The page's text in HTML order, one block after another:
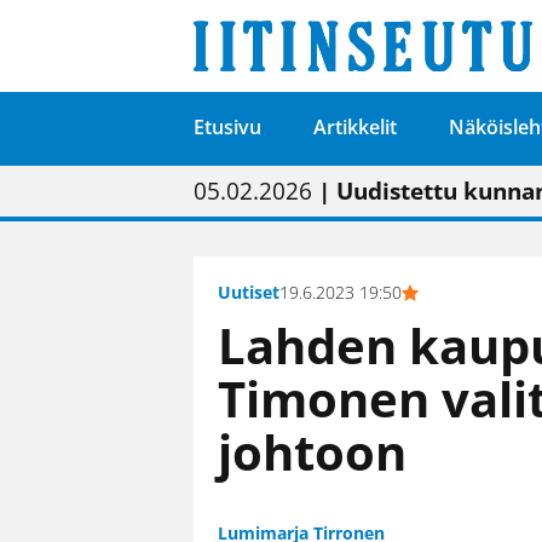
Etusivu Artikkelit
01.02.2026 | Painon
05.02.2026 | Uudistettu
23.04.2026 | “Olemme
09.05.2026| "Maalla on
Uutiset19.6.2023 19:50
Lahden
Timonen
johtoon
Lumimarja Tirronen